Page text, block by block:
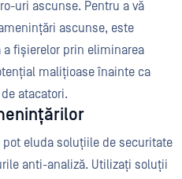
uri ascunse. Pentru a vă
ascunse, este
a fișierelor prin eliminarea
malițioase înainte ca
atacatori.
pot eluda soluțiile de securitate
anti-analiză. Utilizați soluții